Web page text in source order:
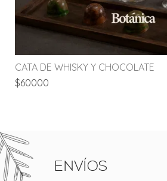
CATA DE WHISKY Y CHOCOLATE
$60000
ENVÍOS